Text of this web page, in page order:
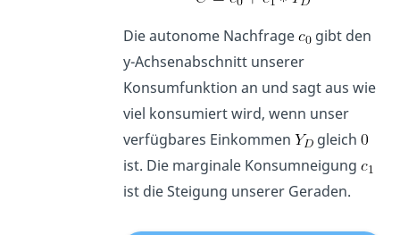
Die autonome Nachfrage
gibt den
y-Achsenabschnitt unserer
Konsumfunktion an und sagt aus wie
viel konsumiert wird, wenn unser
verfügbares Einkommen
gleich
ist. Die marginale Konsumneigung
ist die Steigung unserer Geraden.